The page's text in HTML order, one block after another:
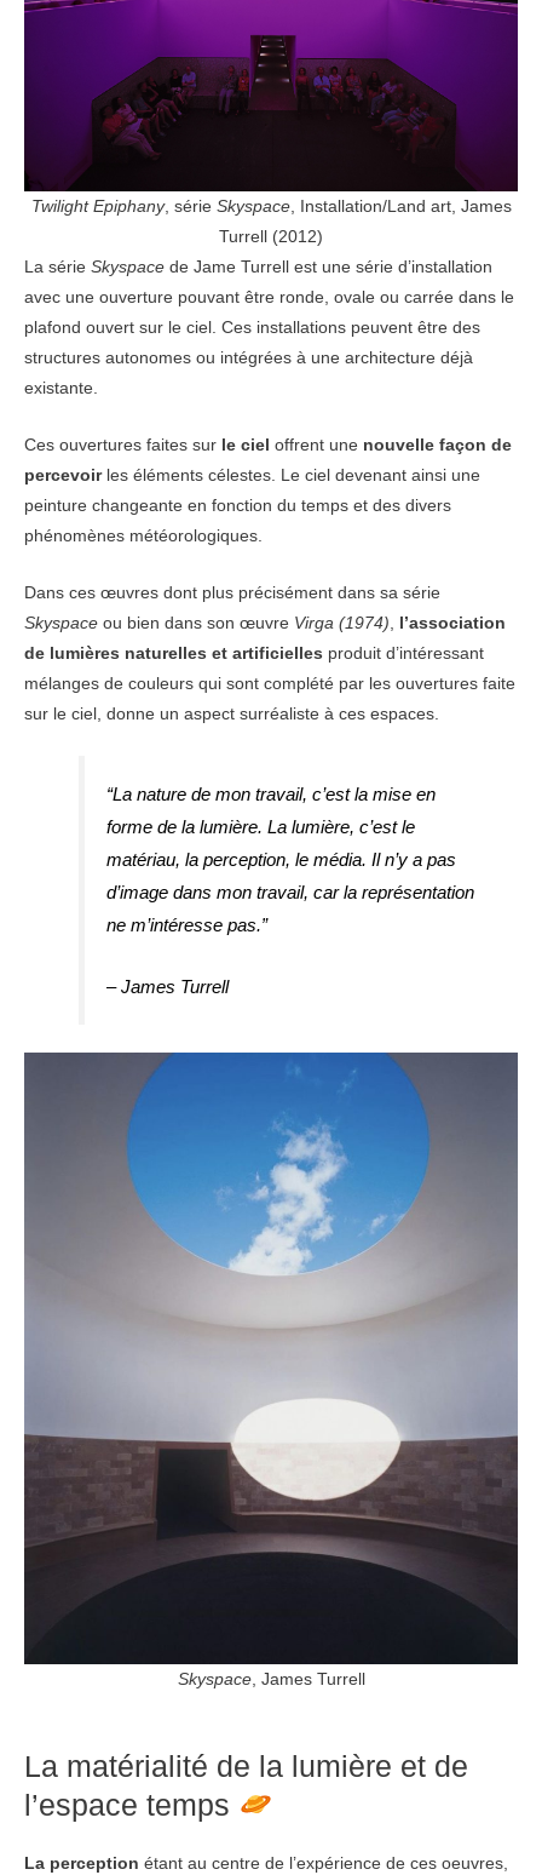
Twilight Epiphany, série Skyspace, Installation/Land art, James
Turrell (2012)
La série Skyspace de Jame Turrell est une série d’installation
avec une ouverture pouvant être ronde, ovale ou carrée dans le
plafond ouvert sur le ciel. Ces installations peuvent être des
structures autonomes ou intégrées à une architecture déjà
existante.
Ces ouvertures faites sur le ciel offrent une nouvelle façon de
percevoir les éléments célestes. Le ciel devenant ainsi une
peinture changeante en fonction du temps et des divers
phénomènes météorologiques.
Dans ces œuvres dont plus précisément dans sa série
Skyspace ou bien dans son œuvre Virga (1974)
l’association
de lumières naturelles et artificielles produit d’intéressant
mélanges de couleurs qui sont complété par les ouvertures faite
sur le ciel, donne un aspect surréaliste à ces espaces.
“La nature de mon travail, c’est la mise en
forme de la lumière. La lumière, c’est le
matériau, la perception, le média. Il n’y a pas
d’image dans mon travail, car la représentation
ne m’intéresse pas.”
– James Turrell
Skyspace, James Turrell
La matérialité de la lumière et de
l’espace temps
La perception étant au centre de l’expérience de ces oeuvres,